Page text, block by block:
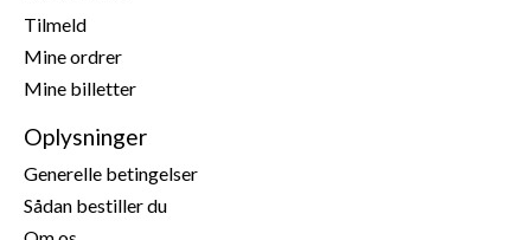
Tilmeld
Mine ordrer
Mine billetter
Oplysninger
Generelle betingelser
Sådan bestiller du